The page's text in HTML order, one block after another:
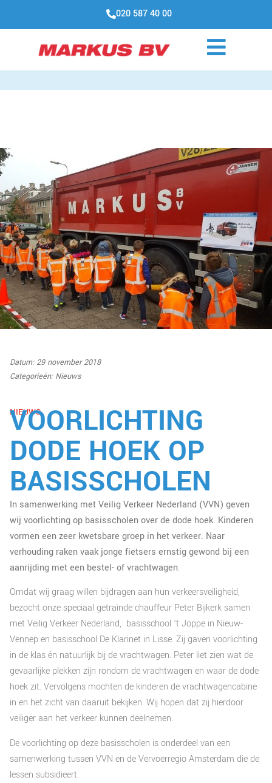
020 587 40 00
Datum: 29 november 2018
Categorieën: Nieuws
NIEUWS
VOORLICHTING
DODE HOEK OP
BASISSCHOLEN
In samenwerking met Veilig Verkeer Nederland (VVN) geven
wij voorlichting op basisscholen over de dode hoek. Kinderen
vormen een zeer kwetsbare groep in het verkeer. Naar
verhouding raken vaak jonge fietsers ernstig gewond bij een
aanrijding met een bestel- of vrachtwagen.
Omdat wij graag willen bijdragen aan hun verkeersveiligheid,
bezocht onze speciaal getrainde chauffeur Peter Bijkerk samen
met Veilig Verkeer Nederland, basisschool ’t Joppe in Nieuw-
Vennep en basisschool De Klarinet in Lisse. Zij gaven voorlichting
in de klas én natuurlijk bij de vrachtwagen. Peter liet zien wat de
gevaarlijke plekken zijn rondom de vrachtwagen en waar de dode
hoek zit. Vervolgens mochten de kinderen de vrachtwagencabine
in en het zicht van daaruit bekijken. Wij hopen dat zij hierdoor
veiliger aan het verkeer kunnen deelnemen.
De voorlichting op deze basisscholen is onderdeel van een
samenwerking tussen VVN en de Vervoerregio Amsterdam die de
lessen subsidieert.